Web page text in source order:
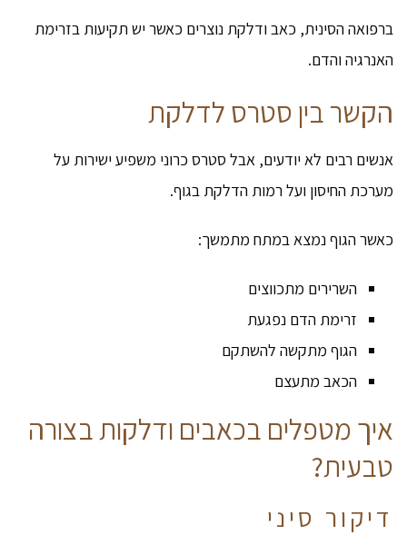
ברפואה הסינית, כאב ודלקת נוצרים כאשר יש תקיעות בזרימת
האנרגיה והדם.
הקשר בין סטרס לדלקת
אנשים רבים לא יודעים, אבל סטרס כרוני משפיע ישירות על
מערכת החיסון ועל רמות הדלקת בגוף.
כאשר הגוף נמצא במתח מתמשך:
השרירים מתכווצים
זרימת הדם נפגעת
הגוף מתקשה להשתקם
הכאב מתעצם
איך מטפלים בכאבים ודלקות בצורה
טבעית?
דיקור סיני